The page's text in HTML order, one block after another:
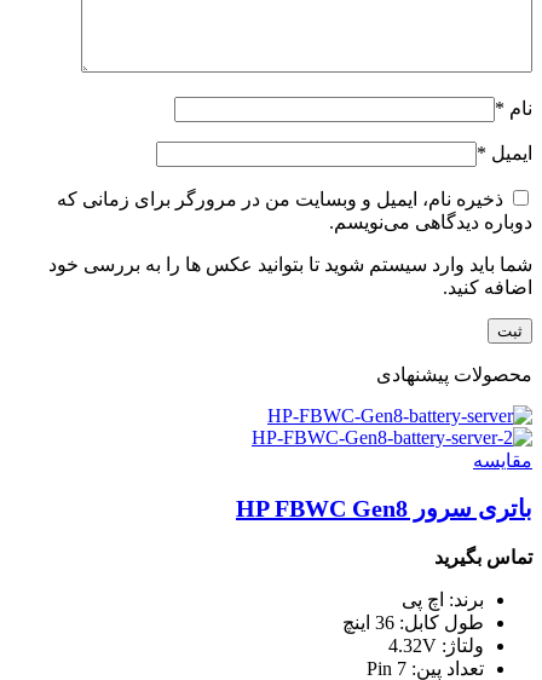
نام *
ایمیل *
ذخیره نام، ایمیل و وبسایت من در مرورگر برای زمانی که
دوباره دیدگاهی می‌نویسم.
شما باید وارد سیستم شوید تا بتوانید عکس ها را به بررسی خود
اضافه کنید.
محصولات پیشنهادی
مقایسه
باتری سرور HP FBWC Gen8
تماس بگیرید
برند: اچ پی
طول کابل: 36 اینچ
ولتاژ: 4.32V
تعداد پین: 7 Pin